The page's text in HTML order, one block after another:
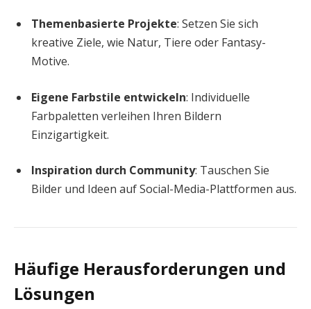
Themenbasierte Projekte: Setzen Sie sich
kreative Ziele, wie Natur, Tiere oder Fantasy-
Motive.
Eigene Farbstile entwickeln: Individuelle
Farbpaletten verleihen Ihren Bildern
Einzigartigkeit.
Inspiration durch Community: Tauschen Sie
Bilder und Ideen auf Social-Media-Plattformen aus.
Häufige Herausforderungen und
Lösungen